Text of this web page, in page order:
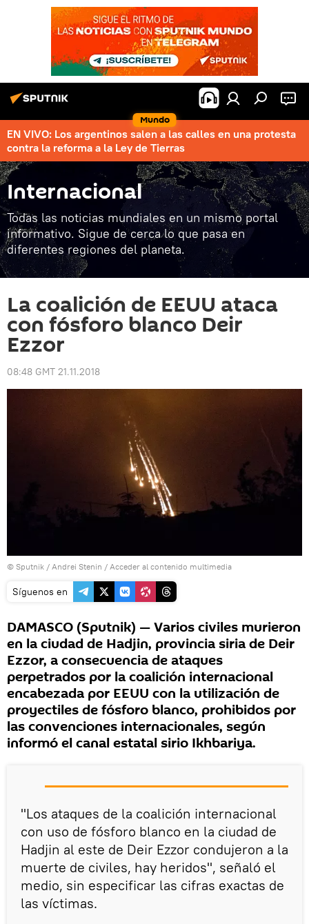
Mundo
EN VIVO: Los argentinos salen a las calles en una protesta
contra la reforma a la Ley de Tierras
Internacional
Todas las noticias mundiales en un mismo portal
informativo. Sigue de cerca lo que pasa en
diferentes regiones del planeta.
La coalición de EEUU ataca
con fósforo blanco Deir
Ezzor
08:48 GMT 21.11.2018
© Sputnik / Andrei Stenin / Acceder al contenido multimedia
Síguenos en
DAMASCO (Sputnik) — Varios civiles murieron
en la ciudad de Hadjin, provincia siria de Deir
Ezzor, a consecuencia de ataques
perpetrados por la coalición internacional
encabezada por EEUU con la utilización de
proyectiles de fósforo blanco, prohibidos por
las convenciones internacionales, según
informó el canal estatal sirio Ikhbariya.
"Los ataques de la coalición internacional
con uso de fósforo blanco en la ciudad de
Hadjin al este de Deir Ezzor condujeron a la
muerte de civiles, hay heridos", señaló el
medio, sin especificar las cifras exactas de
las víctimas.